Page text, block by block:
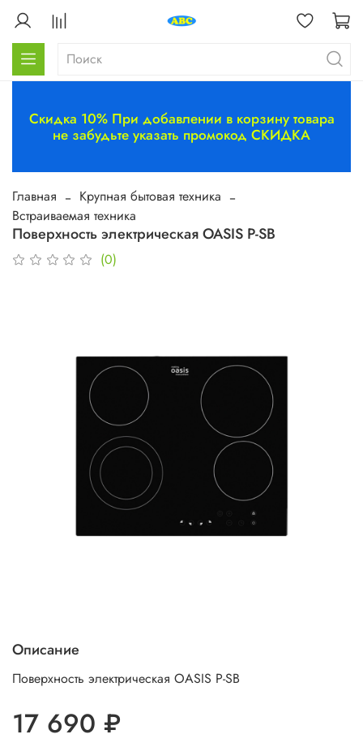
Скидка 10% При добавлении в корзину товара
не забудьте указать промокод СКИДКА
Главная
Крупная бытовая техника
Встраиваемая техника
Поверхность электрическая OASIS P-SB
(0)
Описание
Поверхность электрическая OASIS P-SB
17 690 ₽